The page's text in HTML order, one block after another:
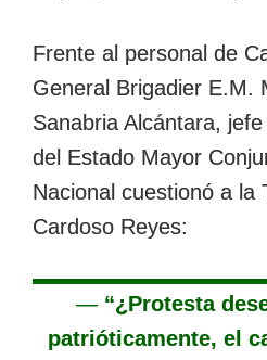
Frente al personal de
General Brigadier E.M.
Sanabria Alcántara,
del Estado Mayor
Nacional cuestionó a la
Cardoso Reyes:
— “¿Protesta
patrióticamente, el